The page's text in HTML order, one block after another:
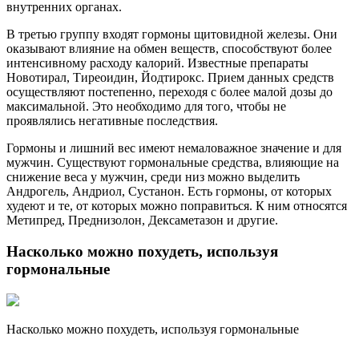
внутренних органах.
В третью группу входят гормоны щитовидной железы. Они
оказывают влияние на обмен веществ, способствуют более
интенсивному расходу калорий. Известные препараты
Новотирал, Тиреоидин, Йодтирокс. Прием данных средств
осуществляют постепенно, переходя с более малой дозы до
максимальной. Это необходимо для того, чтобы не
проявлялись негативные последствия.
Гормоны и лишний вес имеют немаловажное значение и для
мужчин. Существуют гормональные средства, влияющие на
снижение веса у мужчин, среди низ можно выделить
Андрогель, Андриол, Сустанон. Есть гормоны, от которых
худеют и те, от которых можно поправиться. К ним относятся
Метипред, Преднизолон, Дексаметазон и другие.
Насколько можно похудеть, используя
гормональные
Насколько можно похудеть, используя гормональные